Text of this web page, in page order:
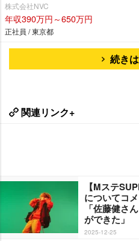
株式会社NVC
年収390万円～650万円
正社員 / 東京都
続き
関連リンク+
【Mステ
についてコ
「佐藤健さ
ができた」
2025-12-25